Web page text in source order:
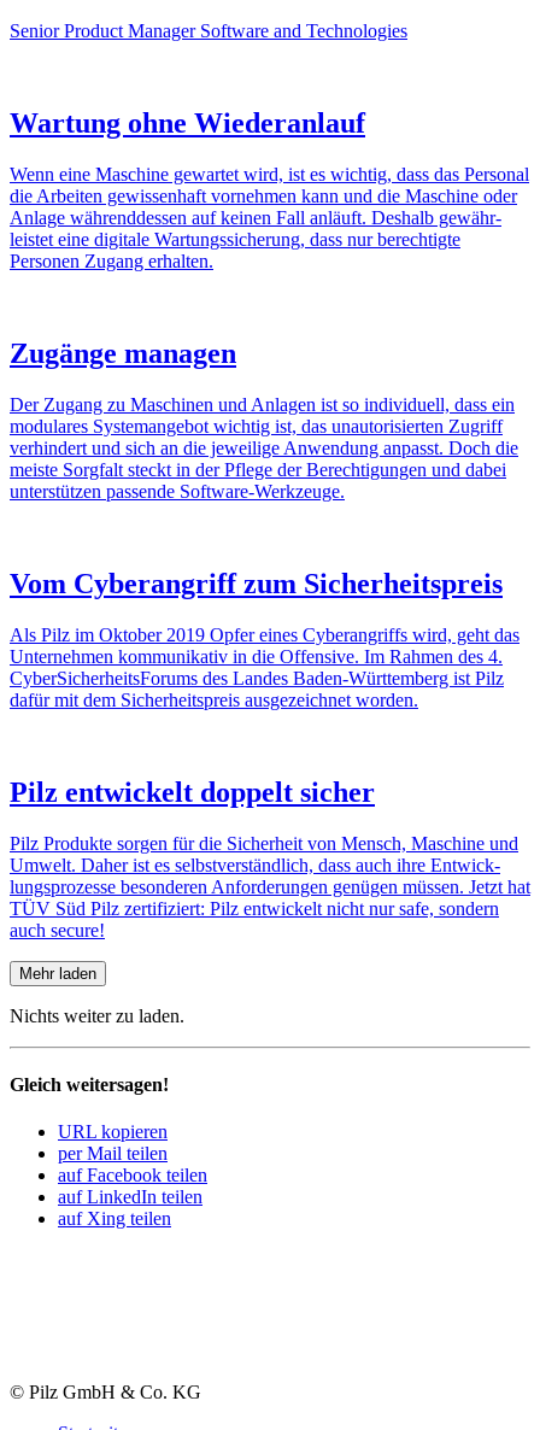
Senior Product Manager Soft­ware and Tech­no­lo­gies
Wartung ohne Wieder­an­lauf
Wenn eine Maschine gewartet wird, ist es wichtig, dass das Personal
die Arbeiten gewis­sen­haft vornehmen kann und die Maschine oder
Anlage während­dessen auf keinen Fall anläuft. Deshalb gewähr­
leistet eine digi­tale Wartungs­sicherung, dass nur berech­tigte
Personen Zugang erhalten.
Zugänge managen
Der Zugang zu Maschinen und Anlagen ist so indi­vi­duell, dass ein
modu­lares System­an­gebot wichtig ist, das unau­to­ri­sierten Zugriff
verhin­dert und sich an die jewei­lige Anwen­dung anpasst. Doch die
meiste Sorg­falt steckt in der Pflege der Berech­ti­gungen und dabei
unter­stützen passende Soft­ware-Werk­zeuge.
Vom Cyber­an­griff zum Sicher­heits­preis
Als Pilz im Oktober 2019 Opfer eines Cyber­an­griffs wird, geht das
Unter­nehmen kommu­ni­kativ in die Offen­sive. Im Rahmen des 4.
Cyber­Si­cher­heits­Fo­rums des Landes Baden-Würt­tem­berg ist Pilz
dafür mit dem Sicher­heits­preis ausge­zeichnet worden.
Pilz entwi­ckelt doppelt sicher
Pilz Produkte sorgen für die Sicher­heit von Mensch, Maschine und
Umwelt. Daher ist es selbst­ver­ständ­lich, dass auch ihre Entwick­
lungs­pro­zesse beson­deren Anfor­de­rungen genügen müssen. Jetzt hat
TÜV Süd Pilz zerti­fi­ziert: Pilz entwi­ckelt nicht nur safe, sondern
auch secure!
Mehr laden
Nichts weiter zu laden.
Gleich weitersagen!
URL kopieren
per Mail teilen
auf Facebook teilen
auf LinkedIn teilen
auf Xing teilen
© Pilz GmbH & Co. KG